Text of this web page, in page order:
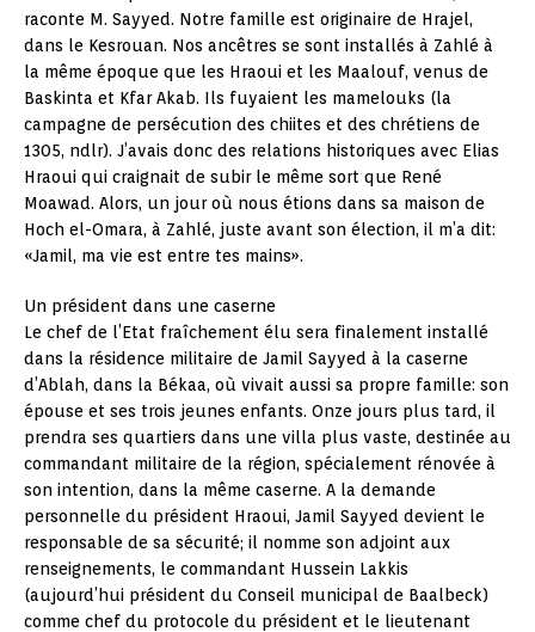
raconte M. Sayyed. Notre famille est originaire de Hrajel,
dans le Kesrouan. Nos ancêtres se sont installés à Zahlé à
la même époque que les Hraoui et les Maalouf, venus de
Baskinta et Kfar Akab. Ils fuyaient les mamelouks (la
campagne de persécution des chiites et des chrétiens de
1305, ndlr). J’avais donc des relations historiques avec Elias
Hraoui qui craignait de subir le même sort que René
Moawad. Alors, un jour où nous étions dans sa maison de
Hoch el-Omara, à Zahlé, juste avant son élection, il m’a dit:
«Jamil, ma vie est entre tes mains».
Un président dans une caserne
Le chef de l’Etat fraîchement élu sera finalement installé
dans la résidence militaire de Jamil Sayyed à la caserne
d’Ablah, dans la Békaa, où vivait aussi sa propre famille: son
épouse et ses trois jeunes enfants. Onze jours plus tard, il
prendra ses quartiers dans une villa plus vaste, destinée au
commandant militaire de la région, spécialement rénovée à
son intention, dans la même caserne. A la demande
personnelle du président Hraoui, Jamil Sayyed devient le
responsable de sa sécurité; il nomme son adjoint aux
renseignements, le commandant Hussein Lakkis
(aujourd’hui président du Conseil municipal de Baalbeck)
comme chef du protocole du président et le lieutenant